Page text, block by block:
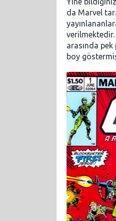
da Marvel
verilmektedir.
arasında
boy